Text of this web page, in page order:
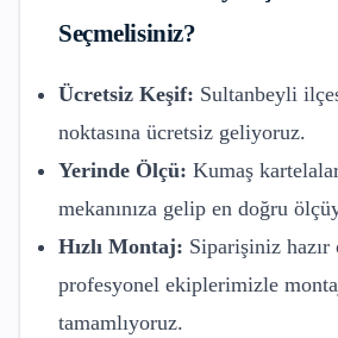
Seçmelisiniz?
Ücretsiz Keşif: Sultanbeyli
noktasına ücretsiz geliyoruz.
Yerinde Ölçü: Kumaş
mekanınıza gelip en doğru
Hızlı Montaj: Siparişiniz hazır
profesyonel ekiplerimizle
tamamlıyoruz.